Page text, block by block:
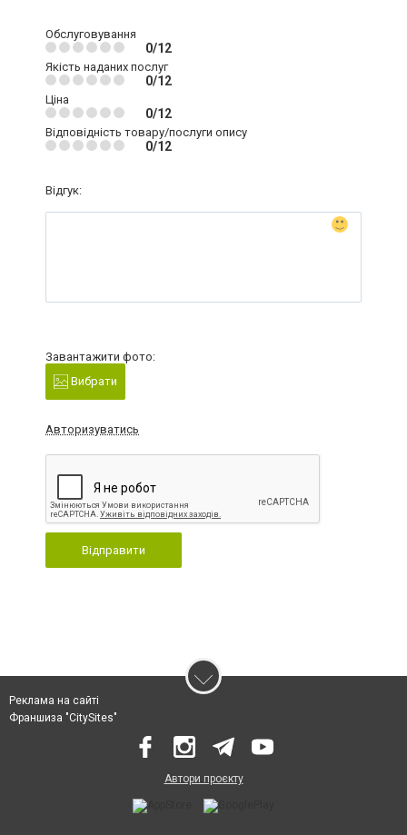
Обслуговування
0/12
Якість наданих послуг
0/12
Ціна
0/12
Відповідність товару/послуги опису
0/12
Відгук:
Завантажити фото:
Вибрати
Авторизуватись
Відправити
Реклама на сайті
Франшиза "CitySites"
Автори проєкту